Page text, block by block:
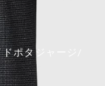
ポタジャージ